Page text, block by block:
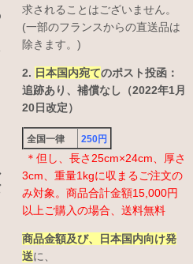
求されることはございません。
(一部のフランスからの直送品は
除きます。)
2. 日本国内宛てのポスト投函：
追跡あり、補償なし（2022年1月
20日改定）
全国一律 250円
＊但し、長さ25cm×24cm、厚さ
3cm、重量1kgに収まるご注文の
み対象。商品合計金額15,000円
以上ご購入の場合、送料無料
商品金額及び、日本国内向け発
送に、